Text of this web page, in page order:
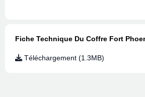
Fiche Technique Du Coffre Fort
Téléchargement (1.3MB)